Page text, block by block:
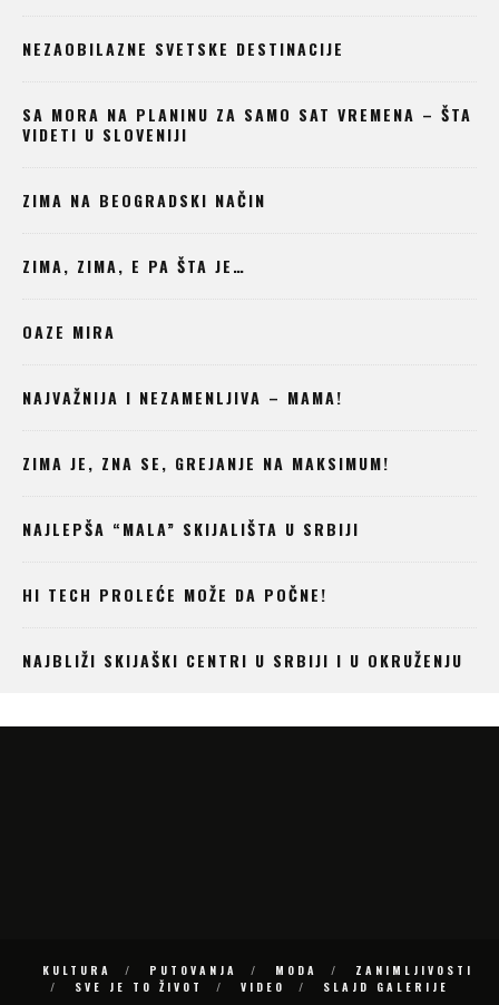
NEZAOBILAZNE SVETSKE DESTINACIJE
SA MORA NA PLANINU ZA SAMO SAT VREMENA – ŠTA
VIDETI U SLOVENIJI
ZIMA NA BEOGRADSKI NAČIN
ZIMA, ZIMA, E PA ŠTA JE…
OAZE MIRA
NAJVAŽNIJA I NEZAMENLJIVA – MAMA!
ZIMA JE, ZNA SE, GREJANJE NA MAKSIMUM!
NAJLEPŠA “MALA” SKIJALIŠTA U SRBIJI
HI TECH PROLEĆE MOŽE DA POČNE!
NAJBLIŽI SKIJAŠKI CENTRI U SRBIJI I U OKRUŽENJU
KULTURA PUTOVANJA MODA
ZANIMLJIVOSTI
SVE JE TO ŽIVOT
VIDEO SLAJD GALERIJE